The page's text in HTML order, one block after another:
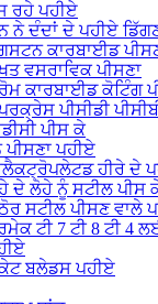
ਰਹੇ ਪਹੀਏ
ਨੇ ਦੰਦਾਂ ਦੇ ਪਹੀਏ
ਕਾਰਬਾਈਡ
ਵਸਰਾਵਿਕ ਪੀਸਣਾ
ਕਾਰਬਾਈਡ ਕੋਟਿੰਗ
ਪੀਸੀਡੀ
ਪੀਸ ਕੇ
ਪੀਸਣਾ ਪਹੀਏ
ਹੀਰੇ ਦੇ
ਦੇ ਲੋਹੇ ਨੂੰ ਸਟੀਲ ਪੀਸ
ਸਟੀਲ ਪੀਸਣ ਵਾਲੇ
ਟੀ 7 ਟੀ 8 ਟੀ 4
ਬਲੇਡਸ ਪਹੀਏ